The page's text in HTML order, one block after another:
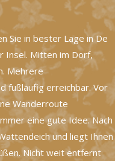
Sie in bester Lage in De
Insel. Mitten im Dorf,
Mehrere
fußläufig erreichbar. Vor
Wanderroute
eine gute Idee. Nach
und liegt Ihnen
Nicht weit entfernt